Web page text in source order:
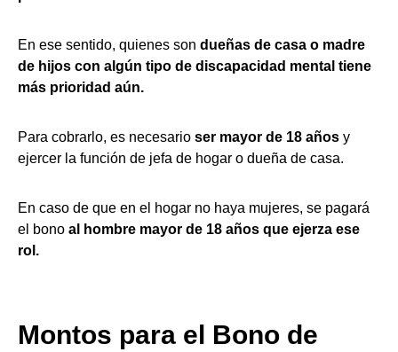
En ese sentido, quienes son dueñas de casa o madre
de hijos con algún tipo de discapacidad mental tiene
más prioridad aún.
Para cobrarlo, es necesario ser mayor de 18 años y
ejercer la función de jefa de hogar o dueña de casa.
En caso de que en el hogar no haya mujeres, se pagará
el bono al hombre mayor de 18 años que ejerza ese
rol.
Montos para el Bono de